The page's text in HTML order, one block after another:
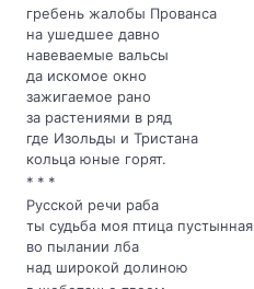
гребень жалобы Прованса
на ушедшее давно
навеваемые вальсы
да искомое окно
зажигаемое рано
за растениями в ряд
где Изольды и Тристана
кольца юные горят.
* * *
Русской речи раба
ты судьба моя птица пустынная
во пылании лба
над широкой долиною